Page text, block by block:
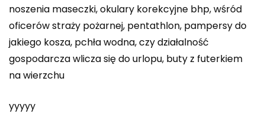
noszenia maseczki, okulary korekcyjne bhp, wśród
oficerów straży pożarnej, pentathlon, pampersy do
jakiego kosza, pchła wodna, czy działalność
gospodarcza wlicza się do urlopu, buty z futerkiem
na wierzchu
yyyyy